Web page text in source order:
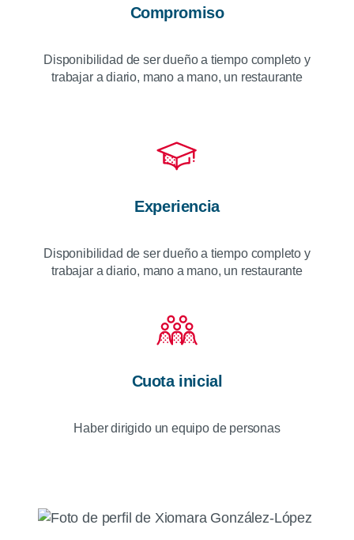
Compromiso
Disponibilidad de ser dueño a tiempo completo y
trabajar a diario, mano a mano, un restaurante
Experiencia
Disponibilidad de ser dueño a tiempo completo y
trabajar a diario, mano a mano, un restaurante
Cuota inicial
Haber dirigido un equipo de personas